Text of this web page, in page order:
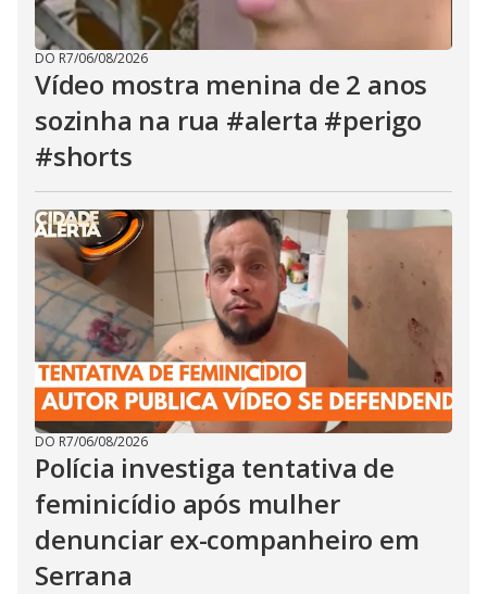
DO R7/06/08/2026
Vídeo mostra menina de 2 anos
sozinha na rua #alerta #perigo
#shorts
DO R7/06/08/2026
Polícia investiga tentativa de
feminicídio após mulher
denunciar ex-companheiro em
Serrana